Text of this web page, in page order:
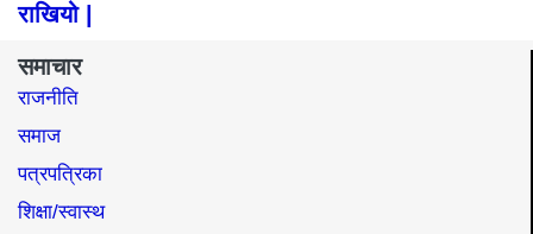
राखियो |
समाचार
राजनीति
समाज​
पत्रपत्रिका
शिक्षा/स्वास्थ